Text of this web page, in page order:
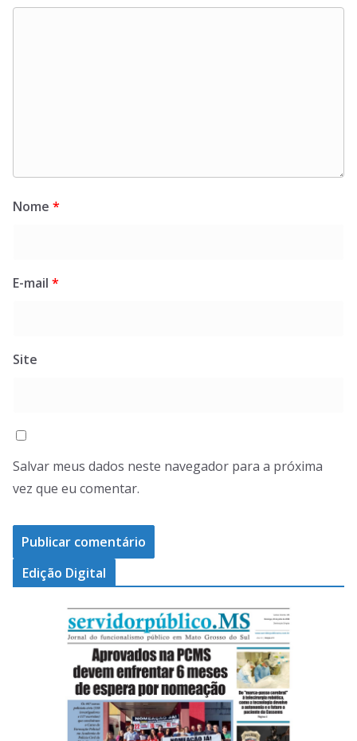
Nome *
E-mail *
Site
Salvar meus dados neste navegador para a próxima
vez que eu comentar.
Edição Digital